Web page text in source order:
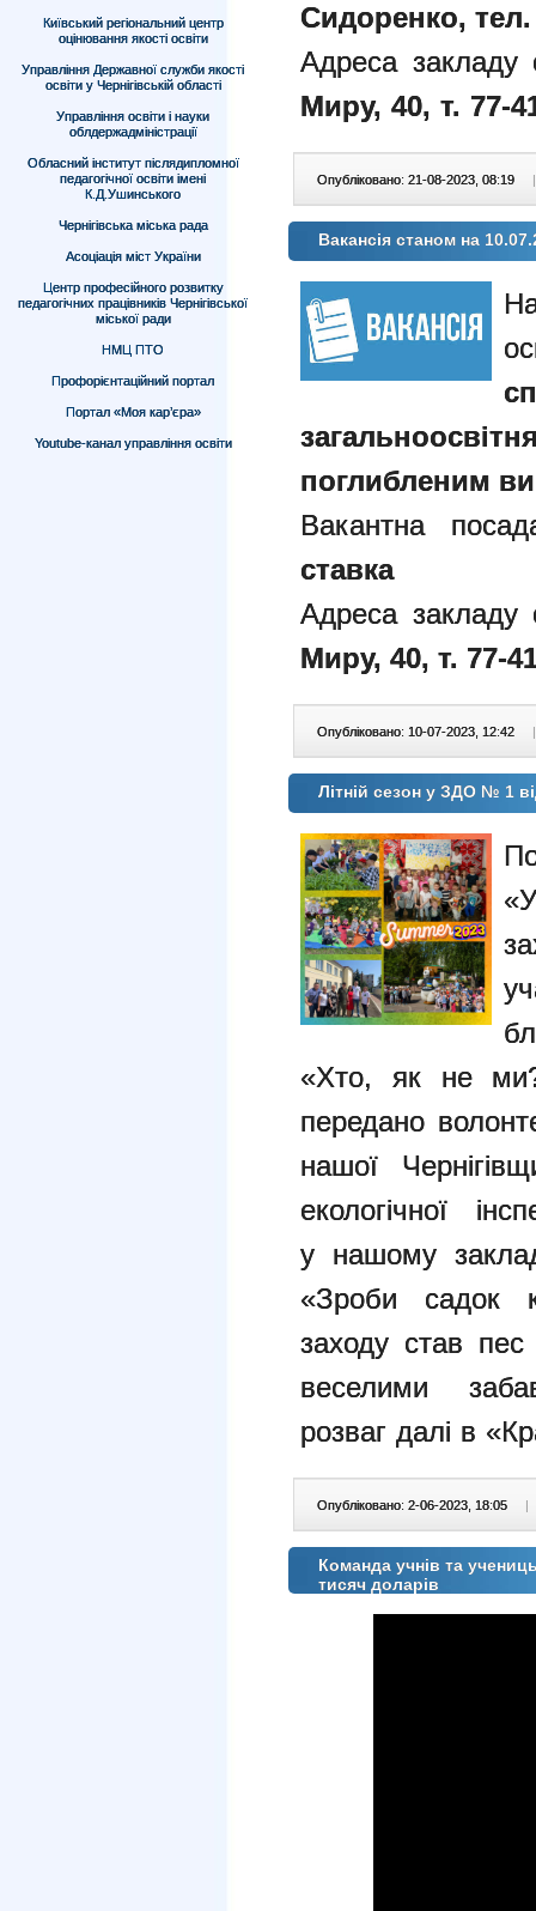
Київський регіональний центр
оцінювання якості освіти
Управління Державної служби якості
освіти у Чернігівській області
Управління освіти і науки
облдержадміністрації
Обласний інститут післядипломної
педагогічної освіти імені
К.Д.Ушинського
Чернігівська міська рада
Асоціація міст України
Центр професійного розвитку
педагогічних працівників Чернігівської
міської ради
НМЦ ПТО
Профорієнтаційний портал
Портал «Моя кар’єра»
Youtube-канал управління освіти
Сидоренко, тел.
Адреса закладу
Миру, 40, т. 77-
Опубліковано: 21-08-2023, 08:19 |
Вакансія станом на
поглибленим
Вакантна
ставка
Адреса закладу
Миру, 40, т. 77-
Опубліковано: 10-07-2023, 12:42 |
Літній сезон у ЗДО № 1
«Хто, як не
передано
нашої
екологічної
у нашому
«Зроби садок
заходу став
веселими
розваг далі в
Опубліковано: 2-06-2023, 18:05 |
Команда учнів та
тисяч доларів